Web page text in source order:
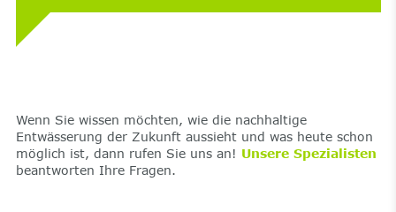
Wenn Sie wissen möchten, wie die nachhaltige
Entwässerung der Zukunft aussieht und was heute schon
möglich ist, dann rufen Sie uns an! Unsere Spezialisten
beantworten Ihre Fragen.